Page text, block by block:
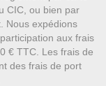
CIC, ou bien par
Nous expédions
aux frais
€ TTC. Les frais de
des frais de port